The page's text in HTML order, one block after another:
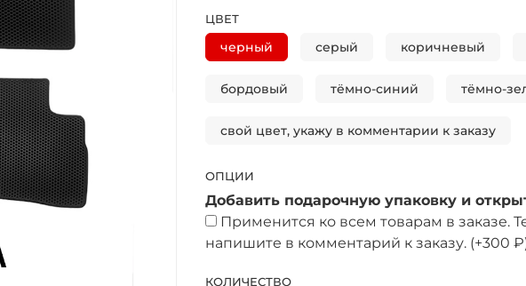
КОЛИЧЕСТВО
ЦВЕТ
черный серый коричневый
бордовый тёмно-синий тёмно-
свой цвет, укажу в комментарии к заказу
ОПЦИИ
Добавить подарочную упаковку и
Применится ко всем товарам в заказе.
напишите в комментарий к заказу. (+300 ₽